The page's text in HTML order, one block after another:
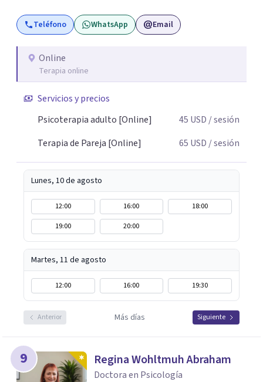
Breve, donde el modo en que te vinculas ocupa un lugar
central: cómo te relacionas contigo, con las demás
psicoterapia, cuento con especialización en sexoterapia,
por lo que también acompaño temas de salud sexual,
dificultades en el deseo, intimidad, orientación o
identidad. Busco que el espacio terapéutico sea un lugar
respeto y libertad. Trabajo con objetivos claros y
realistas, sin fórmulas rígidas: combinamos profundidad
emocional con una mirada práctica sobre tu vida diaria.
Teléfono WhatsApp Email
Online
Terapia online
Servicios y precios
Psicoterapia adulto [Online]
45 USD / sesión
Terapia de Pareja [Online]
65 USD / sesión
Lunes, 10 de agosto
12:00 16:00
18:00
19:00
20:00
Martes, 11 de agosto
12:00 16:00 19:30
Anterior Más días Siguiente
9 Regina Wohltmuh Abraham
Doctora en Psicología